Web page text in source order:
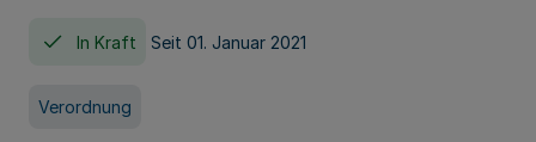
In Kraft Seit 01. Januar 2021
Verordnung